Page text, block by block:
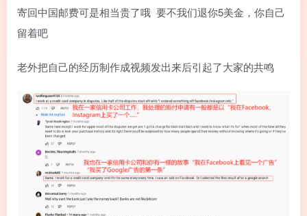
寄回中国邮费可是相当贵了哦 要不我们退你5美金，你自己
留着吧
老外把自己的经历制作成视频发出来后引起了大家的共鸣